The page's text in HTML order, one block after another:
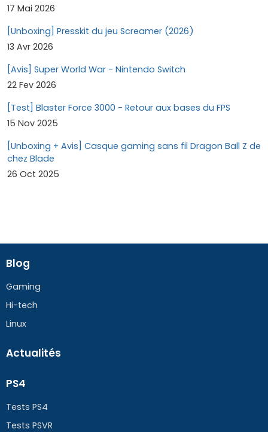
17 Mai 2026
[Unboxing] Presskit du jeu Screamer (2026)
13 Avr 2026
[Avis] Super World War - Nintendo Switch
22 Fev 2026
[Test] Blaster Force 3000 - Retour aux bases du FPS
15 Nov 2025
[Unboxing + Avis] Casque gaming sans fil Dragon Ball Z de
chez Blade
26 Oct 2025
Blog
Gaming
Hi-tech
Linux
Actualités
PS4
Tests PS4
Tests PSVR